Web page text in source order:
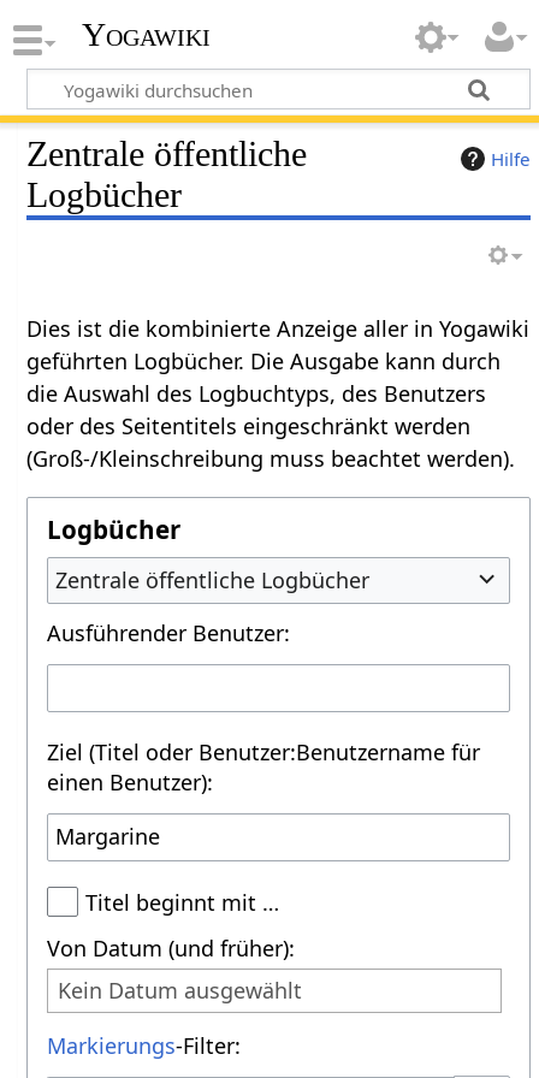
Yogawiki
Hilfe
Zentrale öffentliche
Logbücher
Dies ist die kombinierte Anzeige aller in Yogawiki
geführten Logbücher. Die Ausgabe kann durch
die Auswahl des Logbuchtyps, des Benutzers
oder des Seitentitels eingeschränkt werden
(Groß-/Kleinschreibung muss beachtet werden).
Logbücher
Zentrale öffentliche Logbücher
Ausführender Benutzer:
Ziel (Titel oder Benutzer:Benutzername für
einen Benutzer):
Titel beginnt mit …
Von Datum (und früher):
Kein Datum ausgewählt
Markierungs-Filter: